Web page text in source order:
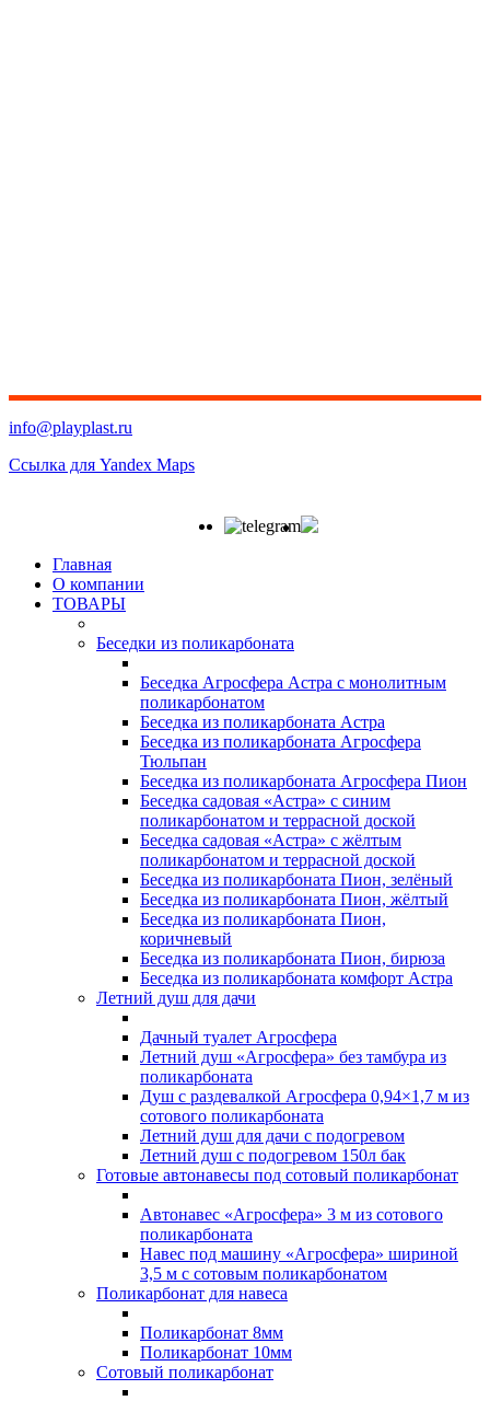
info@playplast.ru
Ссылка для Yandex Maps
Главная
О компании
ТОВАРЫ
Беседки из поликарбоната
Беседка Агросфера Астра с монолитным
поликарбонатом
Беседка из поликарбоната Астра
Беседка из поликарбоната Агросфера
Тюльпан
Беседка из поликарбоната Агросфера Пион
Беседка садовая «Астра» с синим
поликарбонатом и террасной доской
Беседка садовая «Астра» с жёлтым
поликарбонатом и террасной доской
Беседка из поликарбоната Пион, зелёный
Беседка из поликарбоната Пион, жёлтый
Беседка из поликарбоната Пион,
коричневый
Беседка из поликарбоната Пион, бирюза
Беседка из поликарбоната комфорт Астра
Летний душ для дачи
Дачный туалет Агросфера
Летний душ «Агросфера» без тамбура из
поликарбоната
Душ с раздевалкой Агросфера 0,94×1,7 м из
сотового поликарбоната
Летний душ для дачи с подогревом
Летний душ с подогревом 150л бак
Готовые автонавесы под сотовый поликарбонат
Автонавес «Агросфера» 3 м из сотового
поликарбоната
Навес под машину «Агросфера» шириной
3,5 м с сотовым поликарбонатом
Поликарбонат для навеса
Поликарбонат 8мм
Поликарбонат 10мм
Сотовый поликарбонат